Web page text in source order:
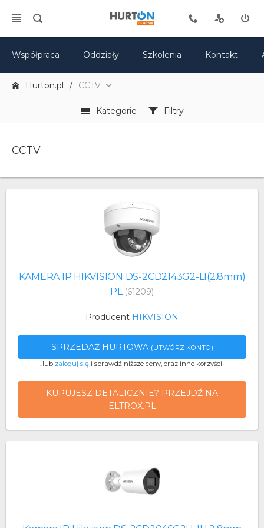
Współpraca Oddziały Szkolenia Kontakt
Hurton.pl CCTV
Kategorie Filtry
CCTV
KAMERA IP HIKVISION DS-2CD2143G2-LI(2.8mm)
PL (61209)
Producent HIKVISION
SPRZEDAŻ HURTOWA (UTWÓRZ KONTO)
..lub zaloguj się i sprawdź niższe ceny, oraz inne korzyści!
KUPUJESZ DETALICZNIE? PRZEJDŹ NA
ELTROX.PL